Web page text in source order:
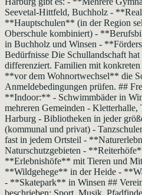
Seevetal-Hittfeld, Buchholz -
**Hauptschulen** (in der Region
Oberschule kombiniert) -
in Buchholz und Winsen -
Bedürfnisse Die Schullandschaft
differenziert. Familien mit
**vor dem Wohnortwechsel** die
Anmeldebedingungen prüfen. ##
**Indoor:** - Schwimmbäder in
mehreren Gemeinden -
Harburg - Bibliotheken in jeder
(kommunal und privat) -
fast in jedem Ortsteil -
Naturschutzgebieten -
**Erlebnishöfe** mit Tieren und
**Wildgehege** in der Heide -
- **Skatepark** in Winsen ##
beschrieben: Sport, Musik,